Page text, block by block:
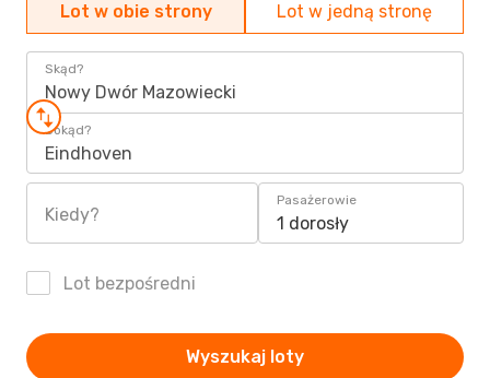
Lot w obie strony Lot w jedną stronę
Skąd?
Nowy Dwór Mazowiecki
Dokąd?
Eindhoven
Kiedy?
Pasażerowie
1 dorosły
Lot bezpośredni
Wyszukaj loty